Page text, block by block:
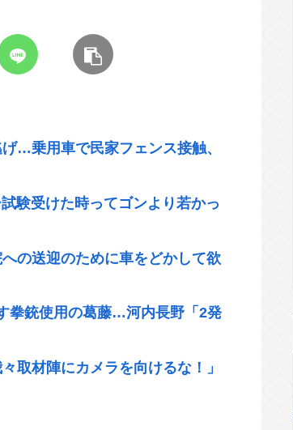
…乗用車で民家フェンス接触、
験受けた時ってゴンより若かっ
の送迎のために車をどかして欲
拳銃使用の葛藤…河内長野「2発
取材陣にカメラを向けるな！」